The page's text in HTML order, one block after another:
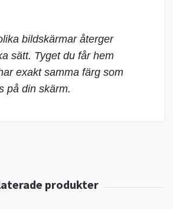
bildskärmar återger
sätt. Tyget du får hem
exakt samma färg som
på din skärm.